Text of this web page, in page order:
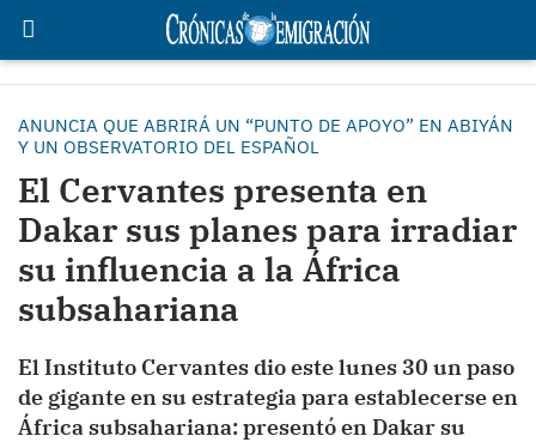
ANUNCIA QUE ABRIRÁ UN “PUNTO DE APOYO” EN ABIYÁN
Y UN OBSERVATORIO DEL ESPAÑOL
El Cervantes presenta en
Dakar sus planes para irradiar
su influencia a la África
subsahariana
El Instituto Cervantes dio este lunes 30 un paso
de gigante en su estrategia para establecerse en
África subsahariana: presentó en Dakar su